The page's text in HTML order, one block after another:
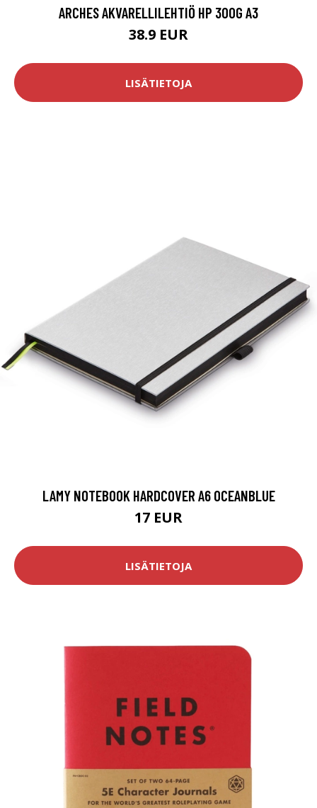
ARCHES AKVARELLILEHTIÖ HP 300G A3
38.9 EUR
LISÄTIETOJA
LAMY NOTEBOOK HARDCOVER A6 OCEANBLUE
17 EUR
LISÄTIETOJA